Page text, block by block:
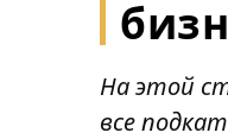
На этой
все